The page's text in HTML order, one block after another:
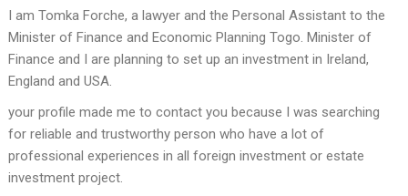
I am Tomka Forche, a lawyer and the Personal Assistant to the
Minister of Finance and Economic Planning Togo. Minister of
Finance and I are planning to set up an investment in Ireland,
England and USA.
your profile made me to contact you because I was searching
for reliable and trustworthy person who have a lot of
professional experiences in all foreign investment or estate
investment project.